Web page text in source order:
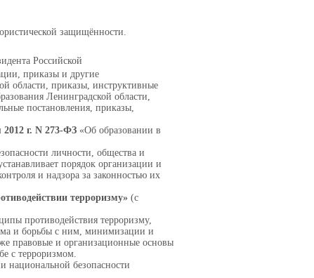
защищённости.
Российской
приказы и другие
области, приказы, инструктивные
Ленинградской области,
постановления, приказы,
2012 г. N 273-ФЗ «Об образовании в
личности, общества и
порядок организации и
и надзора за законностью их
терроризму» (с
противодействия терроризму,
и борьбы с ним, минимизации и
правовые и организационные основы
с терроризмом.
национальной безопасности